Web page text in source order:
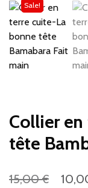
Sale!
Collier
tête
15,00€